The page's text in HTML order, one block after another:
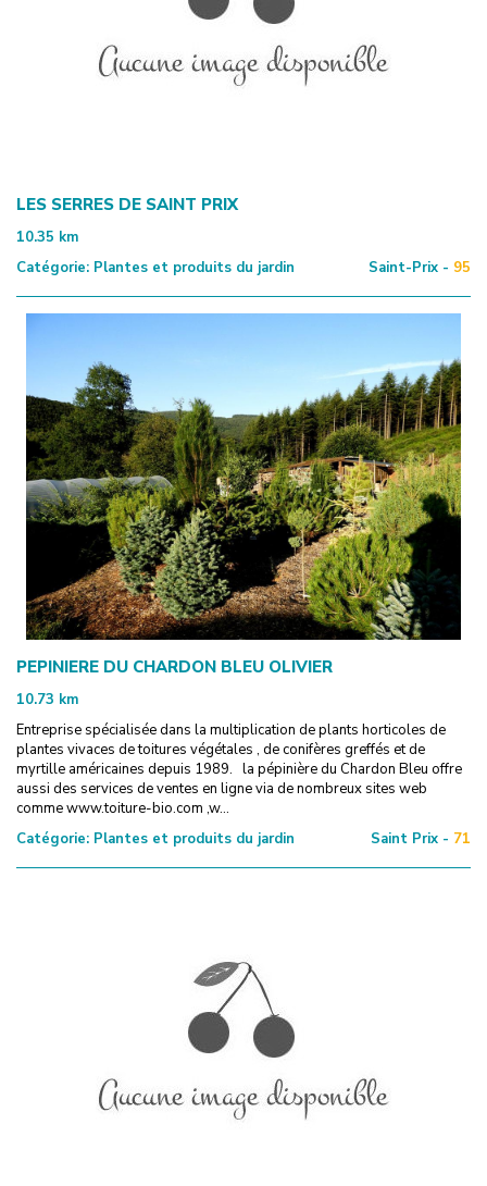
LES SERRES DE SAINT PRIX
10.35 km
Catégorie: Plantes et produits du jardin Saint-Prix - 95
PEPINIERE DU CHARDON BLEU OLIVIER
10.73 km
Entreprise spécialisée dans la multiplication de plants horticoles de
plantes vivaces de toitures végétales , de conifères greffés et de
myrtille américaines depuis 1989. la pépinière du Chardon Bleu offre
aussi des services de ventes en ligne via de nombreux sites web
comme www.toiture-bio.com ,w...
Catégorie: Plantes et produits du jardin Saint Prix - 71